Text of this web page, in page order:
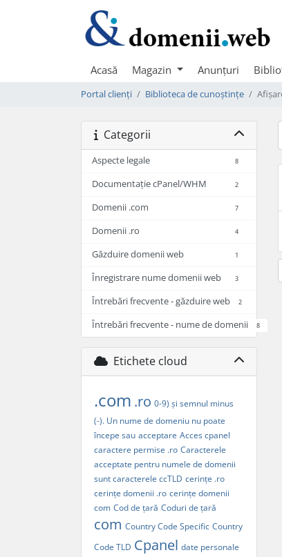
Acasă Magazin Anunțuri
Portal clienți Biblioteca de cunoștințe
Categorii
Aspecte legale 8
Documentație cPanel/WHM 2
Domenii .com 7
Domenii .ro 4
Găzduire domenii web 1
Înregistrare nume domenii web 3
Întrebări frecvente - găzduire web 2
Întrebări frecvente - nume de domenii 8
Etichete cloud
.com .ro 0-9) și semnul minus
(-). Un nume de domeniu nu poate
începe sau acceptare Acces cpanel
caractere permise .ro Caracterele
acceptate pentru numele de domenii
sunt caracterele ccTLD cerințe .ro
cerințe domenii .ro cerințe domenii
com Cod de țară Coduri de țară
com Country Code Specific Country
Code TLD Cpanel date personale